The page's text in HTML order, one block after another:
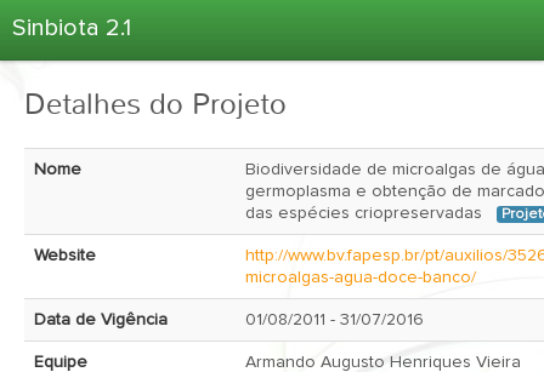
Sinbiota 2.1
Informações Ambientais
Coletas
Estatísticas
Detalhes do Projeto
Nome
Biodiversidade de microalgas de
germoplasma e obtenção de
das espécies criopreservadas
Website
http://www.bv.fapesp.br/pt/auxilios/
microalgas-agua-doce-banco/
Data de Vigência 01/08/2011 - 31/07/2016
Equipe
Armando Augusto Henriques Vieira